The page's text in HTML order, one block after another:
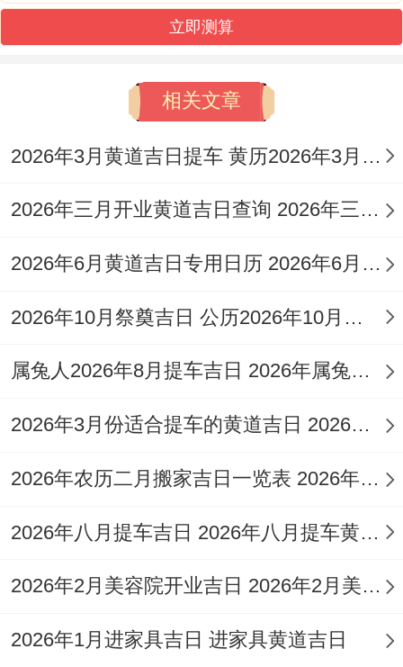
「安灶」；可作参考，然需注意冲马煞南！
冲牛煞西 。
此日宜「装修」、「动土」，或与作灶相关,
但需注意冲牛煞西！
避冲，以达到最佳效果？
2026年作灶风水布局与方位考量
我跟你讲,026丙午马年太岁方位在正南 岁破
分布对作灶方位有直截了当效应？!作灶时应
尽量减少将灶台设置在正南方（太岁方）跟
运受损！理想得灶位应优先考虑西南方位，
立即测算
相关文章
2026年3月黄道吉日提车 黄历2026年3月提车吉日
2026年三月开业黄道吉日查询 2026年三月份开的是什么会
2026年6月黄道吉日专用日历 2026年6月黄道吉日一览表
2026年10月祭奠吉日 公历2026年10月祭祀吉日
属兔人2026年8月提车吉日 2026年属兔人提车
2026年3月份适合提车的黄道吉日 2026年3月26号适合提车吗
2026年农历二月搬家吉日一览表 2026年农历二月结婚的黄道吉日
2026年八月提车吉日 2026年八月提车黄道吉日
2026年2月美容院开业吉日 2026年2月美国假期
2026年1月进家具吉日 进家具黄道吉日